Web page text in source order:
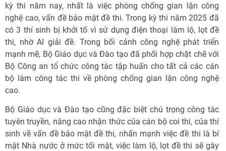
kỳ thi năm nay, nhất là việc phòng chống gian lận công
nghệ cao, vấn đề bảo mật đề thi. Trong kỳ thi năm 2025 đã
có 3 thí sinh bị khởi tố vì sử dụng điện thoại làm lộ, lọt đề
thi, nhờ AI giải đề. Trong bối cảnh công nghệ phát triển
mạnh mẽ, Bộ Giáo dục và Đào tạo đã phối hợp chặt chẽ với
Bộ Công an tổ chức công tác tập huấn cho tất cả các cán
bộ làm công tác thi về phòng chống gian lận công nghệ
cao.
Bộ Giáo dục và Đào tạo cũng đặc biệt chú trọng công tác
tuyên truyền, nâng cao nhận thức của cán bộ coi thi, của thí
sinh về vấn đề bảo mật đề thi, nhấn mạnh việc đề thi là bí
mật Nhà nước ở mức tối mật, việc làm lộ, lọt đề thi sẽ gây